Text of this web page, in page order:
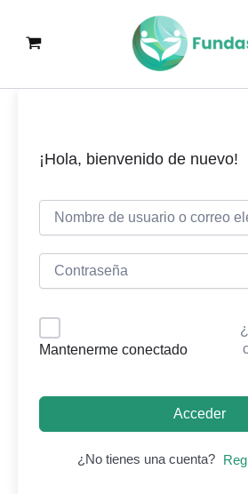
contenido
¡Hola, bienvenido de nuevo!
Mantenerme conectado
Acceder
¿No tienes una cuenta?